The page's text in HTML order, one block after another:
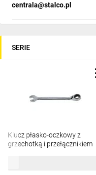
centrala@stalco.pl
SERIE
Klucz płasko-oczkowy z
grzechotką i przełącznikiem